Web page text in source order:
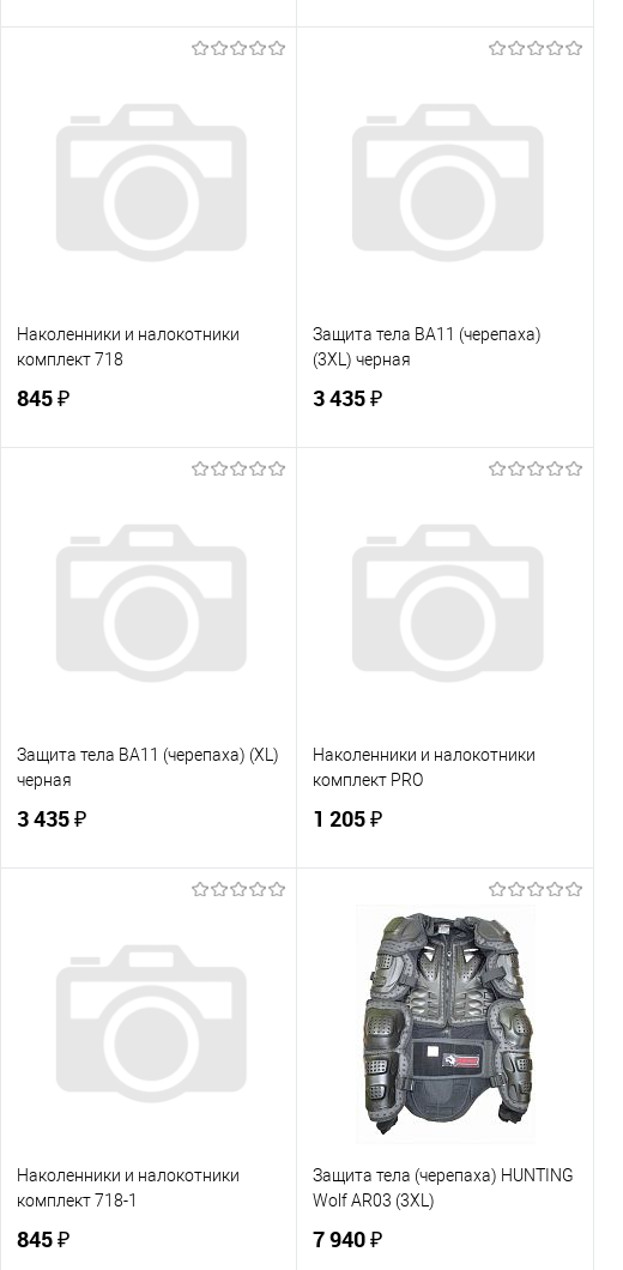
Купить в 1 клик
К сравнению
В избранное
В наличии
Купить в 1 клик
К сравнению
В избранное
В наличии
Наколенники и налокотники
комплект 718
845 ₽
Купить в 1 клик
К сравнению
В избранное
В наличии
Защита тела BA11 (черепаха)
(3XL) черная
3 435 ₽
Купить в 1 клик
К сравнению
В избранное
В наличии
Защита тела BA11 (черепаха) (XL)
черная
3 435 ₽
Купить в 1 клик
К сравнению
В избранное
В наличии
Наколенники и налокотники
комплект PRO
1 205 ₽
В корзину
Купить в 1 клик
К сравнению
В избранное
В наличии
Наколенники и налокотники
комплект 718-1
845 ₽
Защита тела (черепаха) HUNTING
Wolf AR03 (3XL)
7 940 ₽